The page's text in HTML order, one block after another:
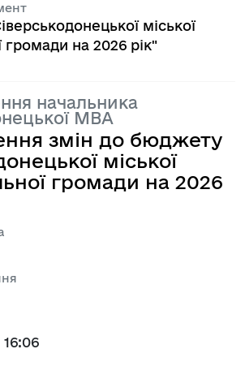
міської
громади на 2026 рік"
начальника
МВА
змін до бюджету
міської
громади на 2026
16:06